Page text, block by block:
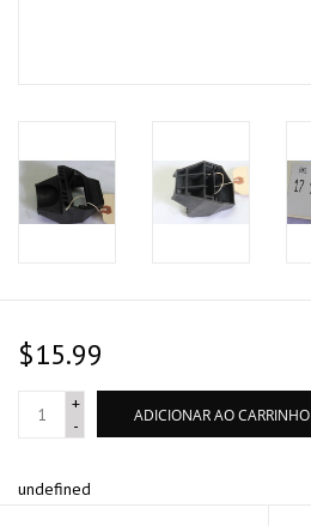
$15.99
+
-
ADICIONAR AO CARRINHO
undefined